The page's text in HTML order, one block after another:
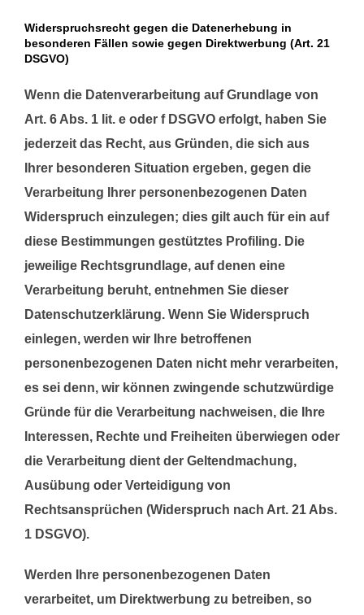
Widerspruchsrecht gegen die Datenerhebung in
besonderen Fällen sowie gegen Direktwerbung (Art. 21
DSGVO)
Wenn die Datenverarbeitung auf Grundlage von
Art. 6 Abs. 1 lit. e oder f DSGVO erfolgt, haben Sie
jederzeit das Recht, aus Gründen, die sich aus
Ihrer besonderen Situation ergeben, gegen die
Verarbeitung Ihrer personenbezogenen Daten
Widerspruch einzulegen; dies gilt auch für ein auf
diese Bestimmungen gestütztes Profiling. Die
jeweilige Rechtsgrundlage, auf denen eine
Verarbeitung beruht, entnehmen Sie dieser
Datenschutzerklärung. Wenn Sie Widerspruch
einlegen, werden wir Ihre betroffenen
personenbezogenen Daten nicht mehr verarbeiten,
es sei denn, wir können zwingende schutzwürdige
Gründe für die Verarbeitung nachweisen, die Ihre
Interessen, Rechte und Freiheiten überwiegen oder
die Verarbeitung dient der Geltendmachung,
Ausübung oder Verteidigung von
Rechtsansprüchen (Widerspruch nach Art. 21 Abs.
1 DSGVO).
Werden Ihre personenbezogenen Daten
verarbeitet, um Direktwerbung zu betreiben, so